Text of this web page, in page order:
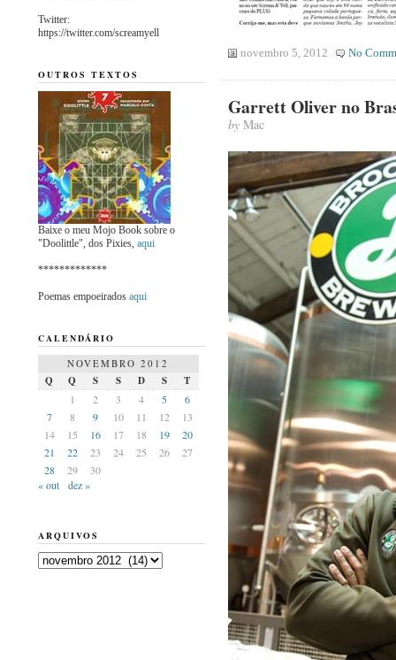
novembro 5, 2012 No
Garrett Oliver no
byMac
Twitter:
https://twitter.com/screamyell
OUTROS TEXTOS
Baixe o meu Mojo Book sobre o
"Doolittle", dos Pixies, aqui
*************
Poemas empoeirados aqui
CALENDÁRIO
NOVEMBRO 2012
Q Q S S D S
T
1
2 3 4 5
6
7
8 9 10 11 12
13
14
15 16 17 18 19
20
21
22 23 24 25 26
27
28
29
30
« out
dez »
ARQUIVOS
Arquivos